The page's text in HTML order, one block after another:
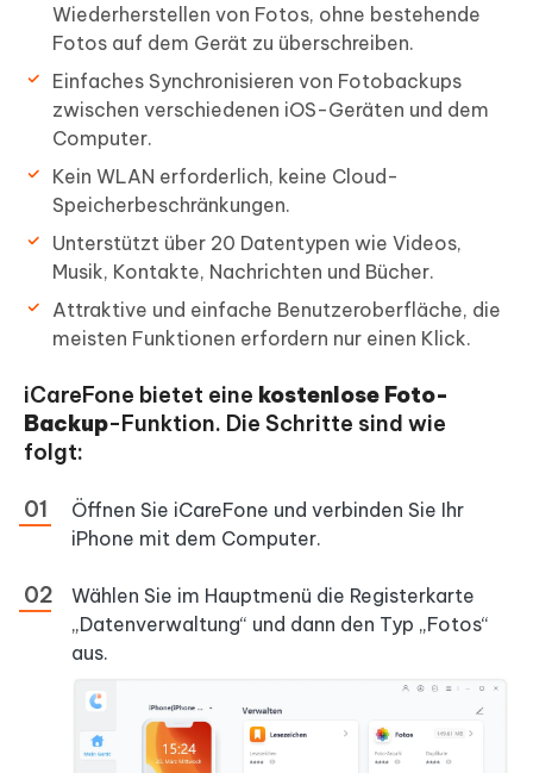
Wiederherstellen von Fotos, ohne bestehende
Fotos auf dem Gerät zu überschreiben.
Einfaches Synchronisieren von Fotobackups
zwischen verschiedenen iOS-Geräten und dem
Computer.
Kein WLAN erforderlich, keine Cloud-
Speicherbeschränkungen.
Unterstützt über 20 Datentypen wie Videos,
Musik, Kontakte, Nachrichten und Bücher.
Attraktive und einfache Benutzeroberfläche, die
meisten Funktionen erfordern nur einen Klick.
iCareFone bietet eine kostenlose Foto-
Backup-Funktion. Die Schritte sind wie
folgt:
Öffnen Sie iCareFone und verbinden Sie Ihr
iPhone mit dem Computer.
Wählen Sie im Hauptmenü die Registerkarte
„Datenverwaltung“ und dann den Typ „Fotos“
aus.